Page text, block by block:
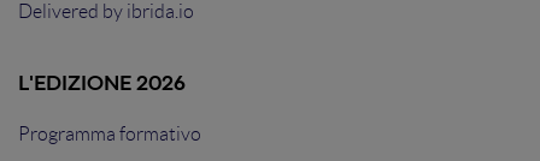
Delivered by ibrida.io
L'EDIZIONE 2026
Programma formativo